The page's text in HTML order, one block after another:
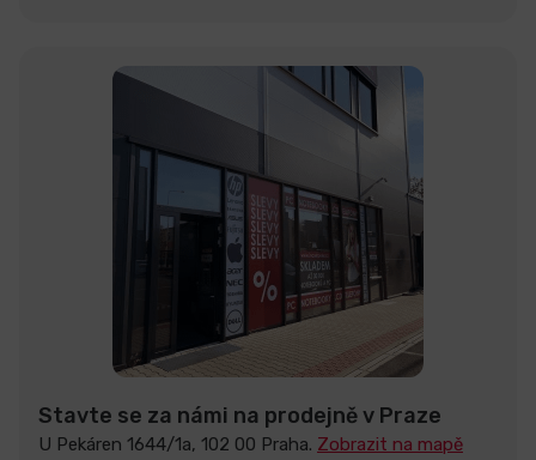
Stavte se za námi na prodejně v Praze
U Pekáren 1644/1a, 102 00 Praha. Zobrazit na mapě